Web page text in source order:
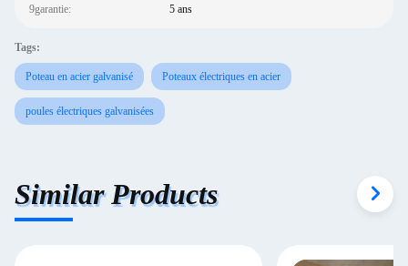
9garantie: 5 ans
Tags:
Poteau en acier galvanisé Poteaux électriques en acier
poules électriques galvanisées
Similar Products